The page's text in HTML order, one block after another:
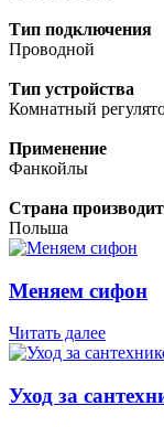
Тип подключения
Проводной
Тип устройства
Комнатный
Применение
Фанкойлы
Страна
Польша
Меняем сифон
Читать далее
Уход за